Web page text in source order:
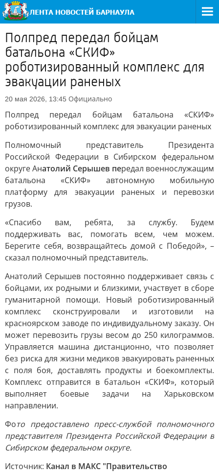
Полпред передал бойцам
батальона «СКИФ»
роботизированный комплекс для
эвакуации раненых
20 мая 2026, 13:45 Официально
Полпред передал бойцам батальона «СКИФ»
роботизированный комплекс для эвакуации раненых
Полномочный представитель Президента
Российской Федерации в Сибирском федеральном
округе Анатолий Серышев передал военнослужащим
батальона «СКИФ» автономную мобильную
платформу для эвакуации раненых и перевозки
грузов.
«Спасибо вам, ребята, за службу. Будем
поддерживать вас, помогать всем, чем можем.
Берегите себя, возвращайтесь домой с Победой», –
сказал полномочный представитель.
Анатолий Серышев постоянно поддерживает связь с
бойцами, их родными и близкими, участвует в сборе
гуманитарной помощи. Новый роботизированный
комплекс сконструировали и изготовили на
красноярском заводе по индивидуальному заказу. Он
может перевозить грузы весом до 250 килограммов.
Управляется машина дистанционно, что позволяет
без риска для жизни медиков эвакуировать раненных
с поля боя, доставлять продукты и боекомплекты.
Комплекс отправится в батальон «СКИФ», который
выполняет боевые задачи на Харьковском
направлении.
Фото предоставлено пресс-службой полномочного
представителя Президента Российской Федерации в
Сибирском федеральном округе.
Источник: Канал в МАКС "Правительство